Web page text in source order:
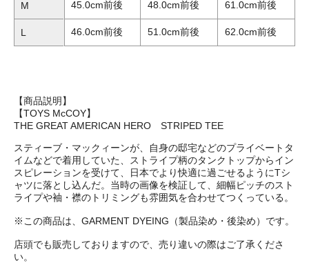
M 45.0cm前後 48.0cm前後 61.0cm前後
L 46.0cm前後 51.0cm前後 62.0cm前後
【商品説明】
【TOYS McCOY】
THE GREAT AMERICAN HERO STRIPED TEE
スティーブ・マックィーンが、自身の邸宅などのプライベートタ
イムなどで着用していた、ストライプ柄のタンクトップからイン
スピレーションを受けて、日本でより快適に過ごせるようにTシ
ャツに落とし込んだ。当時の画像を検証して、細幅ピッチのスト
ライプや袖・襟のトリミングも雰囲気を合わせてつくっている。
※この商品は、GARMENT DYEING（製品染め・後染め）です。
店頭でも販売しておりますので、売り違いの際はご了承くださ
い。